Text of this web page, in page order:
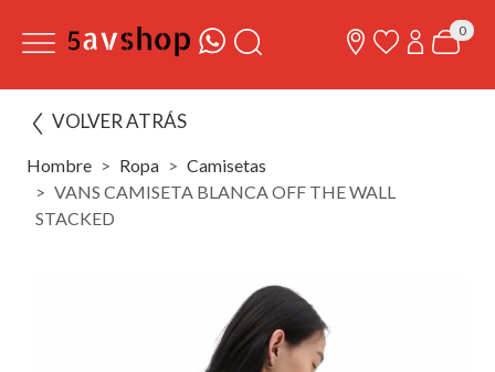
0
VOLVER ATRÁS
Hombre Ropa
Camisetas
VANS CAMISETA BLANCA OFF THE WALL
STACKED